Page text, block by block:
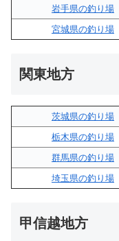
岩手県の釣り場
宮城県の釣り場
関東地方
茨城県の釣り場
栃木県の釣り場
群馬県の釣り場
埼玉県の釣り場
甲信越地方